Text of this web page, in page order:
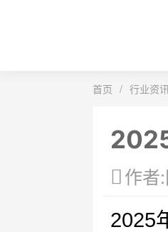
首页 / 行业资
作者
2025